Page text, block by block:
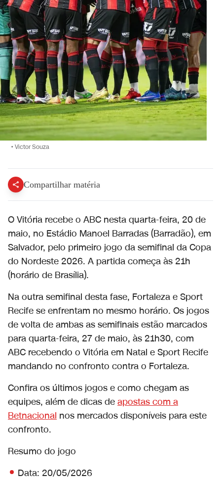
•Victor Souza
Compartilhar matéria
O Vitória recebe o ABC nesta quarta-feira, 20 de
maio, no Estádio Manoel Barradas (Barradão), em
Salvador, pelo primeiro jogo da semifinal da Copa
do Nordeste 2026. A partida começa às 21h
(horário de Brasília).
Na outra semifinal desta fase, Fortaleza e Sport
Recife se enfrentam no mesmo horário. Os jogos
de volta de ambas as semifinais estão marcados
para quarta-feira, 27 de maio, às 21h30, com
ABC recebendo o Vitória em Natal e Sport Recife
mandando no confronto contra o Fortaleza.
Confira os últimos jogos e como chegam as
equipes, além de dicas deapostas com a
Betnacional nos mercados disponíveis para este
confronto.
Resumo do jogo
Data: 20/05/2026